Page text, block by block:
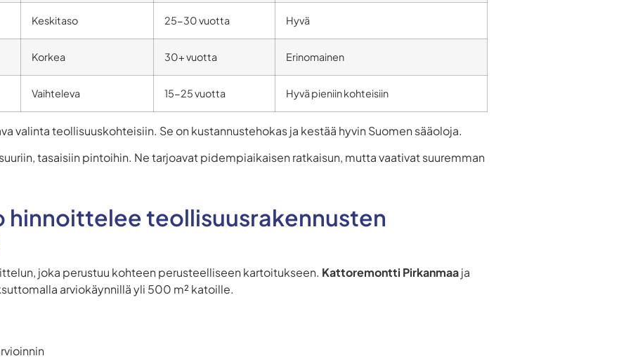
Keskitaso 25-30 vuotta Hyvä
Korkea 30+ vuotta Erinomainen
Vaihteleva 15-25 vuotta Hyvä pieniin kohteisiin
valinta teollisuuskohteisiin. Se on kustannustehokas ja kestää hyvin Suomen sääoloja.
tasaisiin pintoihin. Ne tarjoavat pidempiaikaisen ratkaisun, mutta vaativat suuremman
hinnoittelee teollisuusrakennusten
joka perustuu kohteen perusteelliseen kartoitukseen. Kattoremontti Pirkanmaaja
arviokäynnillä yli 500 m² katoille.